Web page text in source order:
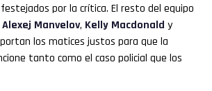
por la crítica. El resto del equipo
Alexej Manvelov, Kelly Macdonald y
los matices justos para que la
tanto como el caso policial que los